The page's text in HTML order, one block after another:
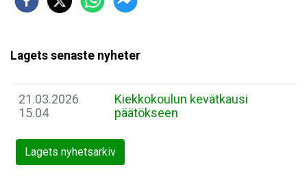
Lagets senaste nyheter
21.03.2026
15.04
Kiekkokoulun kevätkausi
päätökseen
Lagets nyhetsarkiv